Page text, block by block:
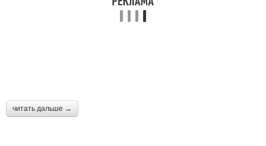
читать дальше →